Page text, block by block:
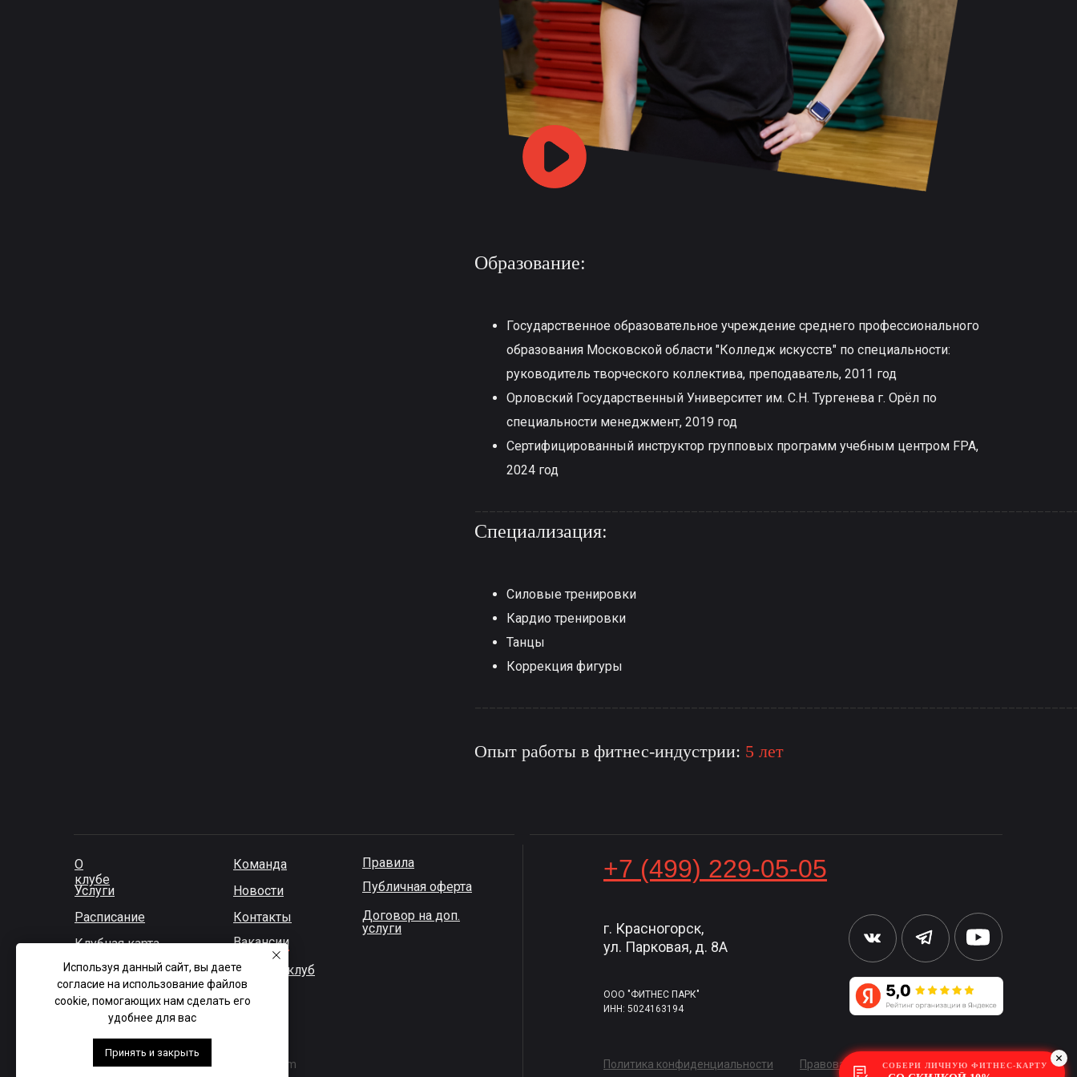
Образование:
Государственное образовательное учреждение среднего профессионального
образования Московской области "Колледж искусств" по специальности:
руководитель творческого коллектива, преподаватель, 2011 год
Орловский Государственный Университет им. С.Н. Тургенева г. Орёл по
специальности менеджмент, 2019 год
Сертифицированный инструктор групповых программ учебным центром FPA,
2024 год
Специализация:
Силовые тренировки
Кардио тренировки
Танцы
Коррекция фигуры
Опыт работы в фитнес-индустрии: 5 лет
© 2026 Gym
г. Красногорск,
ул. Парковая, д. 8А
+7 (499) 229-05-05
Правила
Договор на доп.
услуги
Публичная оферта
Правовая информация
Политика конфиденциальности
О
клубе
Услуги
Расписание
Клубная карта
Команда
Новости
Контакты
Вакансии
Детский клуб
ООО "ФИТНЕС ПАРК"
ИНН: 5024163194
Используя данный сайт, вы даете
согласие на использование файлов
cookie, помогающих нам сделать его
удобнее для вас
Принять и закрыть
СОБЕРИ ЛИЧНУЮ ФИТНЕС-КАРТУ